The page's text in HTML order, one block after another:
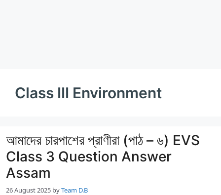
Class III Environment
আমাদের চারপাশের প্রাণীরা (পাঠ – ৬) EVS
Class 3 Question Answer
Assam
26 August 2025 byTeam D.B